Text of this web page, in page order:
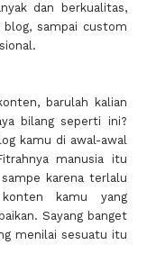
dan berkualitas,
sampai custom
barulah kalian
bilang seperti ini?
kamu di awal-awal
manusia itu
sampe karena terlalu
kamu yang
Sayang banget
menilai sesuatu itu